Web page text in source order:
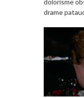
dolorisme
drame